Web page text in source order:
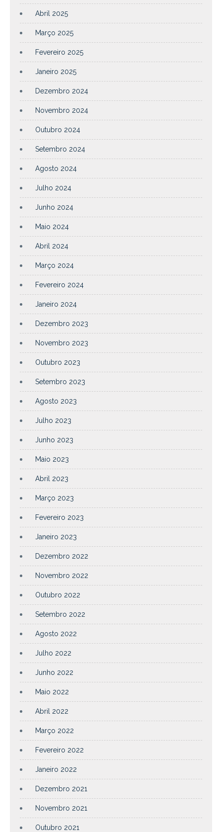
Abril 2025
Março 2025
Fevereiro 2025
Janeiro 2025
Dezembro 2024
Novembro 2024
Outubro 2024
Setembro 2024
Agosto 2024
Julho 2024
Junho 2024
Maio 2024
Abril 2024
Março 2024
Fevereiro 2024
Janeiro 2024
Dezembro 2023
Novembro 2023
Outubro 2023
Setembro 2023
Agosto 2023
Julho 2023
Junho 2023
Maio 2023
Abril 2023
Março 2023
Fevereiro 2023
Janeiro 2023
Dezembro 2022
Novembro 2022
Outubro 2022
Setembro 2022
Agosto 2022
Julho 2022
Junho 2022
Maio 2022
Abril 2022
Março 2022
Fevereiro 2022
Janeiro 2022
Dezembro 2021
Novembro 2021
Outubro 2021